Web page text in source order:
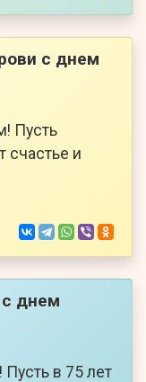
с днем
Пусть
счастье и
днем
в 75 лет